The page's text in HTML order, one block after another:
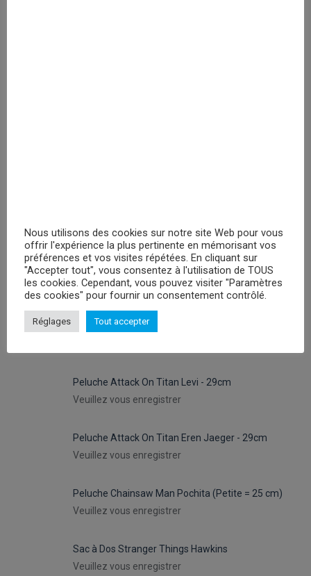
Pulls de Noël (53)
PROMOTIONS
Peluches Hello Kitty Keroppy- 30cm
Peluche Attack On Titan Levi - 29cm
Veuillez vous enregistrer
Peluche Attack On Titan Eren Jaeger - 29cm
Veuillez vous enregistrer
Peluche Chainsaw Man Pochita (Petite = 25 cm)
Veuillez vous enregistrer
Sac à Dos Stranger Things Hawkins
Veuillez vous enregistrer
Nous utilisons des cookies sur notre site Web pour vous
offrir l'expérience la plus pertinente en mémorisant vos
préférences et vos visites répétées. En cliquant sur
"Accepter tout", vous consentez à l'utilisation de TOUS
les cookies. Cependant, vous pouvez visiter "Paramètres
des cookies" pour fournir un consentement contrôlé.
Réglages Tout accepter